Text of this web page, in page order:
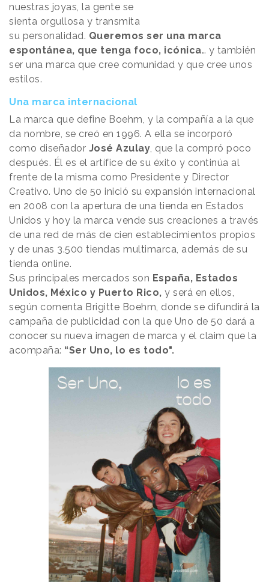
nuestras joyas, la gente se
sienta orgullosa y transmita
su personalidad. Queremos ser una marca
espontánea, que tenga foco, icónica… y también
ser una marca que cree comunidad y que cree unos
estilos.
Una marca internacional
La marca que define Boehm, y la compañía a la que
da nombre, se creó en 1996. A ella se incorporó
como diseñador José Azulay , que la compró poco
después. Él es el artífice de su éxito y continúa al
frente de la misma como Presidente y Director
Creativo. Uno de 50 inició su expansión internacional
en 2008 con la apertura de una tienda en Estados
Unidos y hoy la marca vende sus creaciones a través
de una red de más de cien establecimientos propios
y de unas 3.500 tiendas multimarca, además de su
tienda online.
Sus principales mercados son España, Estados
Unidos, México y Puerto Rico, y será en ellos,
según comenta Brigitte Boehm, donde se difundirá la
campaña de publicidad con la que Uno de 50 dará a
conocer su nueva imagen de marca y el claim que la
acompaña: “Ser Uno, lo es todo".